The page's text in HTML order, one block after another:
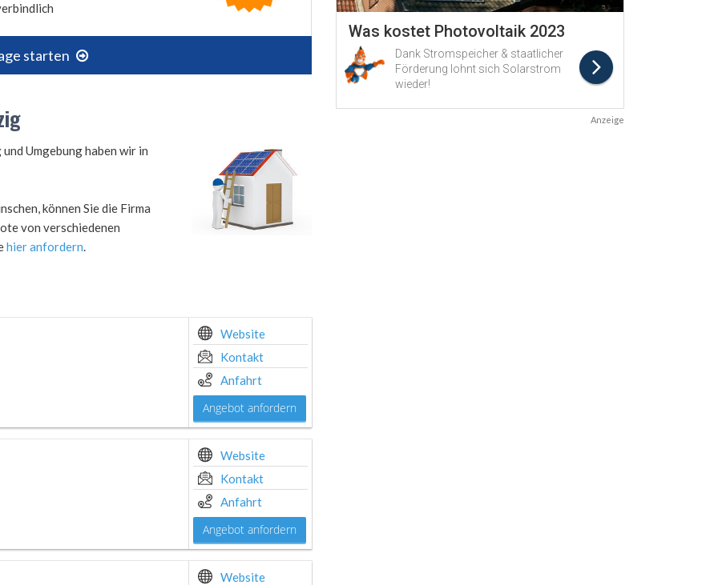
starten
Umgebung haben wir in
können Sie die Firma
von verschiedenen
hier anfordern.
Website
Kontakt
Anfahrt
Angebot anfordern
Website
Kontakt
Anfahrt
Angebot anfordern
Website
Anzeige